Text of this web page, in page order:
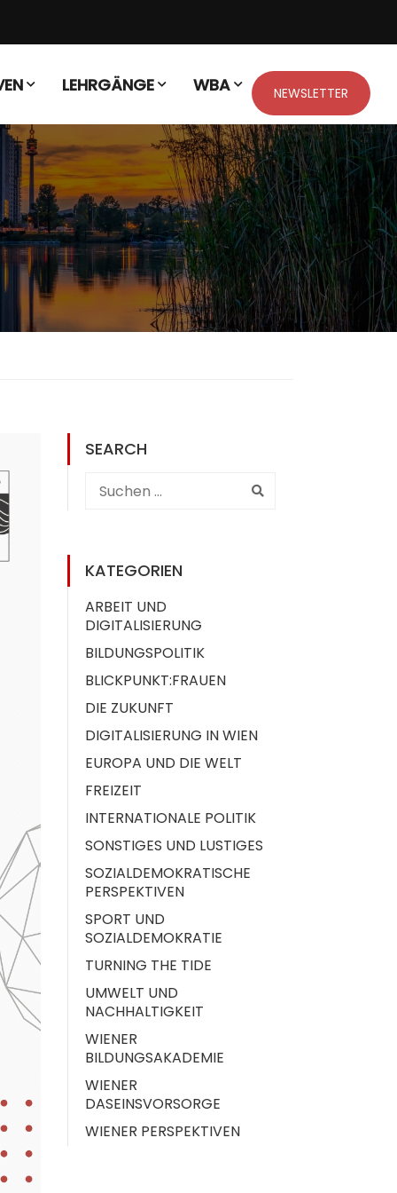
LEHRGÄNGE WBA NEWSLETTER
SEARCH
KATEGORIEN
ARBEIT UND
DIGITALISIERUNG
BILDUNGSPOLITIK
BLICKPUNKT:FRAUEN
DIE ZUKUNFT
DIGITALISIERUNG IN WIEN
EUROPA UND DIE WELT
FREIZEIT
INTERNATIONALE POLITIK
SONSTIGES UND LUSTIGES
SOZIALDEMOKRATISCHE
PERSPEKTIVEN
SPORT UND
SOZIALDEMOKRATIE
TURNING THE TIDE
UMWELT UND
NACHHALTIGKEIT
WIENER
BILDUNGSAKADEMIE
WIENER
DASEINSVORSORGE
WIENER PERSPEKTIVEN